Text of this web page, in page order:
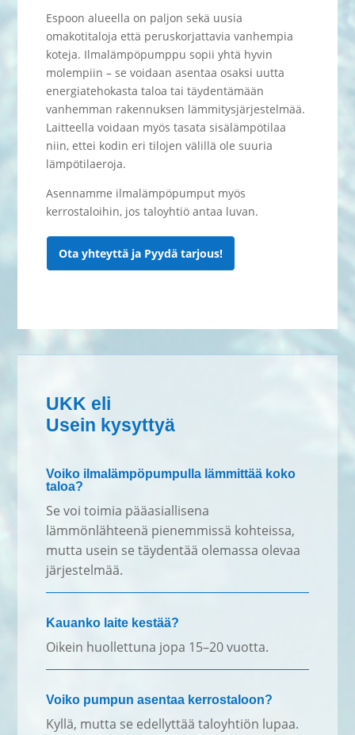
Espoon alueella on paljon sekä uusia
omakotitaloja että peruskorjattavia vanhempia
koteja. Ilmalämpöpumppu sopii yhtä hyvin
molempiin – se voidaan asentaa osaksi uutta
energiatehokasta taloa tai täydentämään
vanhemman rakennuksen lämmitysjärjestelmää.
Laitteella voidaan myös tasata sisälämpötilaa
niin, ettei kodin eri tilojen välillä ole suuria
lämpötilaeroja.
Asennamme ilmalämpöpumput myös
kerrostaloihin, jos taloyhtiö antaa luvan.
Ota yhteyttä ja Pyydä tarjous!
UKK eli
Usein kysyttyä
Voiko ilmalämpöpumpulla lämmittää koko
taloa?
Se voi toimia pääasiallisena
lämmönlähteenä pienemmissä kohteissa,
mutta usein se täydentää olemassa olevaa
järjestelmää.
Kauanko laite kestää?
Oikein huollettuna jopa 15–20 vuotta.
Voiko pumpun asentaa kerrostaloon?
Kyllä, mutta se edellyttää taloyhtiön lupaa.